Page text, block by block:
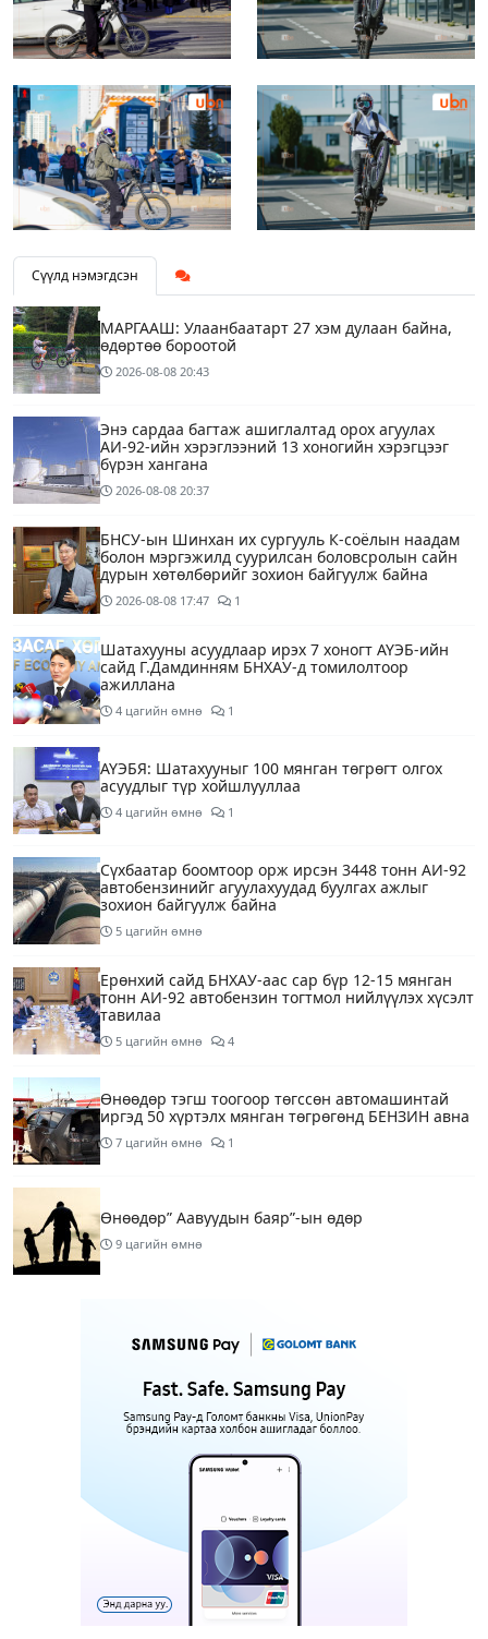
Сүүлд нэмэгдсэн
МАРГААШ: Улаанбаатарт 27 хэм дулаан байна,
өдөртөө бороотой
2026-08-08 20:43
Энэ сардаа багтаж ашиглалтад орох агуулах
АИ-92-ийн хэрэглээний 13 хоногийн хэрэгцээг
бүрэн хангана
2026-08-08 20:37
БНСУ-ын Шинхан их сургууль К-соёлын наадам
болон мэргэжилд суурилсан боловсролын сайн
дурын хөтөлбөрийг зохион байгуулж байна
2026-08-08 17:47 1
Шатахууны асуудлаар ирэх 7 хоногт АҮЭБ-ийн
сайд Г.Дамдинням БНХАУ-д томилолтоор
ажиллана
4 цагийн өмнө 1
АҮЭБЯ: Шатахууныг 100 мянган төгрөгт олгох
асуудлыг түр хойшлууллаа
4 цагийн өмнө 1
Сүхбаатар боомтоор орж ирсэн 3448 тонн АИ-92
автобензинийг агуулахуудад буулгах ажлыг
зохион байгуулж байна
5 цагийн өмнө
Ерөнхий сайд БНХАУ-аас сар бүр 12-15 мянган
тонн АИ-92 автобензин тогтмол нийлүүлэх хүсэлт
тавилаа
5 цагийн өмнө 4
Өнөөдөр тэгш тоогоор төгссөн автомашинтай
иргэд 50 хүртэлх мянган төгрөгөнд БЕНЗИН авна
7 цагийн өмнө 1
Өнөөдөр” Аавуудын баяр”-ын өдөр
9 цагийн өмнө
Улаанбаатарт 31 хэм дулаан байна
11 цагийн өмнө
МАРГААШ: Улаанбаатарт 31 хэм дулаан байна
19 цагийн өмнө
Шатахуун дамлан борлуулсан хоёр зөрчлийг
илрүүлэн шалгаж байна
21 цагийн өмнө 3